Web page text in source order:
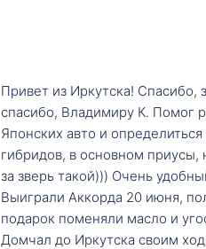
Привет из Иркутска! Спасибо,
спасибо, Владимиру К. Помог
Японских авто и
гибридов, в основном приусы,
за зверь такой))) Очень
Выиграли Аккорда 20 июня,
подарок поменяли масло и
Домчал до Иркутска своим